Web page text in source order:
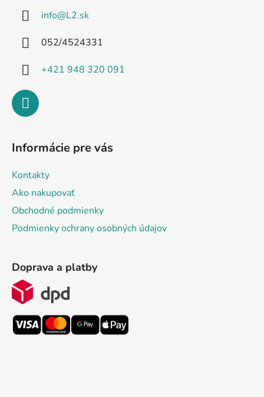
info@L2.sk
052/4524331
+421 948 320 091
Informácie pre vás
Kontakty
Ako nakupovať
Obchodné podmienky
Podmienky ochrany osobných údajov
Doprava a platby